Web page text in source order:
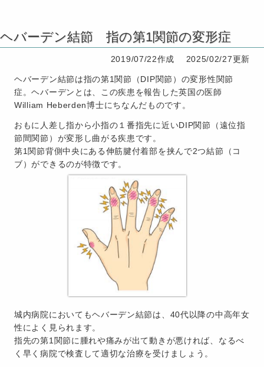
ヘバーデン結節 指の第1関節の変形症
2019/07/22作成 2025/02/27更新
ヘバーデン結節は指の第1関節（DIP関節）の変形性関節
症。ヘバーデンとは、この疾患を報告した英国の医師
William Heberden博士にちなんだものです。
おもに人差し指から小指の１番指先に近いDIP関節（遠位指
節間関節）が変形し曲がる疾患です。
第1関節背側中央にある伸筋腱付着部を挟んで2つ結節（コ
ブ）ができるのが特徴です。
城内病院においてもヘバーデン結節は、40代以降の中高年女
性によく見られます。
指先の第1関節に腫れや痛みが出て動きが悪ければ、なるべ
く早く病院で検査して適切な治療を受けましょう。